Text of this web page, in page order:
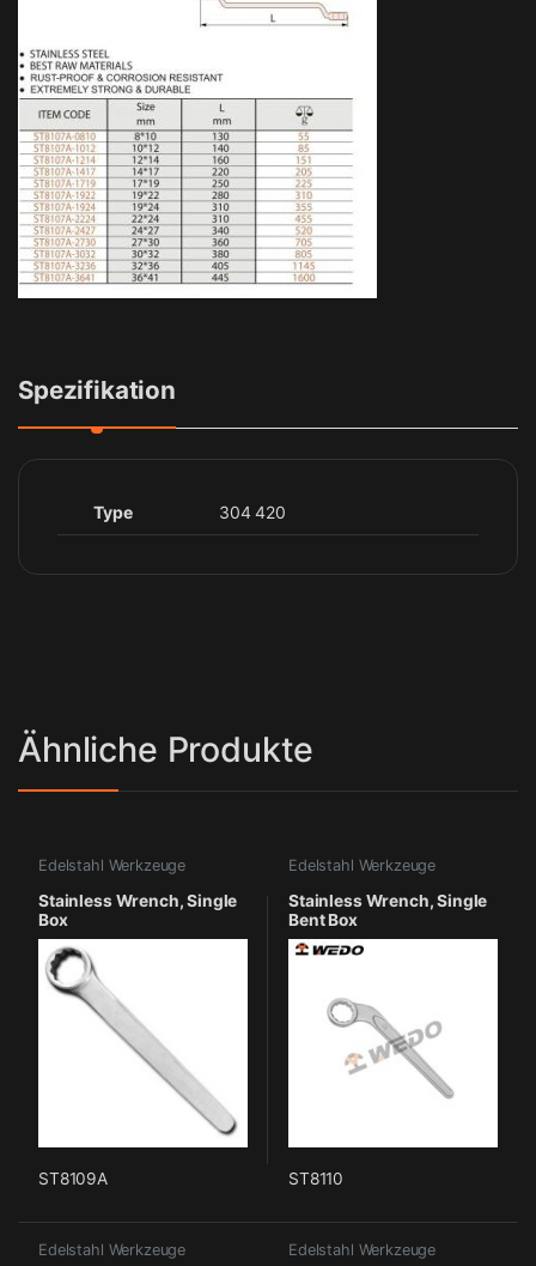
Spezifikation
Type 304 420
Ähnliche Produkte
Edelstahl Werkzeuge
Stainless Wrench, Single
Box
ST8109A
Edelstahl Werkzeuge
Stainless Wrench, Single
Bent Box
ST8110
Edelstahl Werkzeuge Edelstahl Werkzeuge